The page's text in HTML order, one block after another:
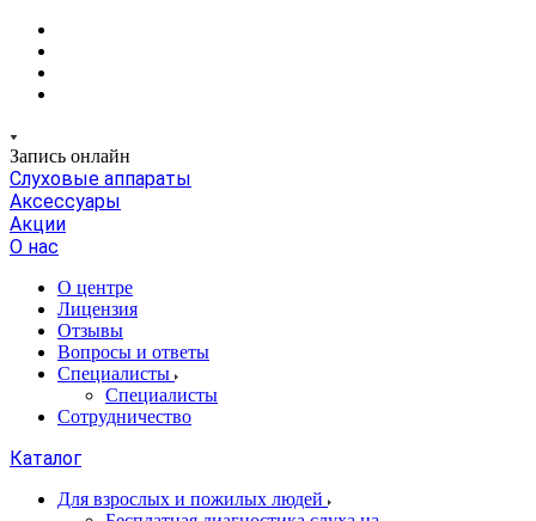
Запись онлайн
Слуховые аппараты
Аксессуары
Акции
О нас
О центре
Лицензия
Отзывы
Вопросы и ответы
Специалисты
Специалисты
Сотрудничество
Каталог
Для взрослых и пожилых людей